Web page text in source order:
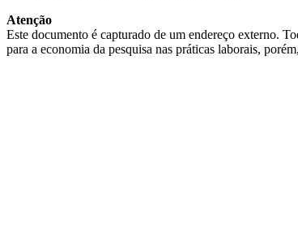
Atenção
Este documento é capturado de um endereço externo.
para a economia da pesquisa nas práticas laborais,